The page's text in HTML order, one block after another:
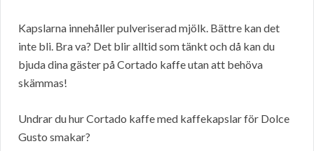
Kapslarna innehåller pulveriserad mjölk. Bättre kan det
inte bli. Bra va? Det blir alltid som tänkt och då kan du
bjuda dina gäster på Cortado kaffe utan att behöva
skämmas!
Undrar du hur Cortado kaffe med kaffekapslar för Dolce
Gusto smakar?